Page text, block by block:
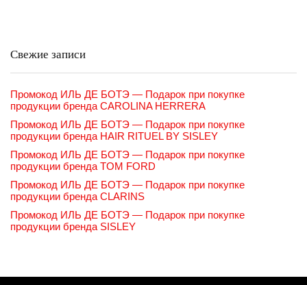
Свежие записи
Промокод ИЛЬ ДЕ БОТЭ — Подарок при покупке
продукции бренда CAROLINA HERRERA
Промокод ИЛЬ ДЕ БОТЭ — Подарок при покупке
продукции бренда HAIR RITUEL BY SISLEY
Промокод ИЛЬ ДЕ БОТЭ — Подарок при покупке
продукции бренда TOM FORD
Промокод ИЛЬ ДЕ БОТЭ — Подарок при покупке
продукции бренда CLARINS
Промокод ИЛЬ ДЕ БОТЭ — Подарок при покупке
продукции бренда SISLEY